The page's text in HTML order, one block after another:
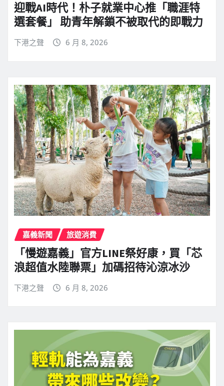
迎戰AI時代！朴子就業中心推「職涯特
選套餐」 助青年解鎖不被取代的即戰力
下港之聲 6 月 8, 2026
嘉義新聞 旅遊消費
「慢遊嘉義」官方LINE祭好康，買「芯
浪超值水陸聯票」加碼招待沁涼冰沙
下港之聲 6 月 8, 2026